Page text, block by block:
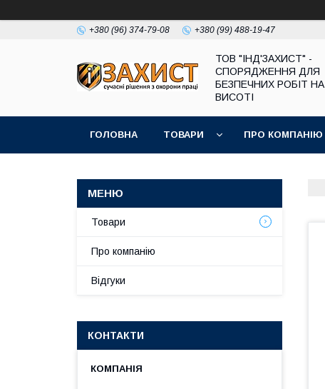
+380 (96) 374-79-08 +380 (99) 488-19-47
ТОВ "ІНД'ЗАХИСТ" -
СПОРЯДЖЕННЯ ДЛЯ
БЕЗПЕЧНИХ РОБІТ НА
ВИСОТІ
ГОЛОВНА ТОВАРИ ПРО КОМПАНІЮ
Товари
Про компанію
Відгуки
КОНТАКТИ